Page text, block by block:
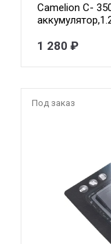
Camelion C-
1 280 ₽
Под заказ